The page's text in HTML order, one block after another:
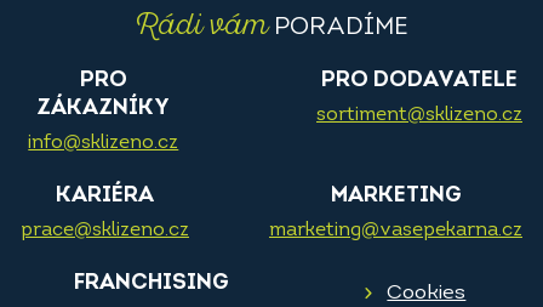
Rádi vámPORADÍME
PRO
ZÁKAZNÍKY
info@sklizeno.cz
PRO DODAVATELE
sortiment@sklizeno.cz
KARIÉRA
prace@sklizeno.cz
MARKETING
marketing@vasepekarna.cz
FRANCHISING Cookies